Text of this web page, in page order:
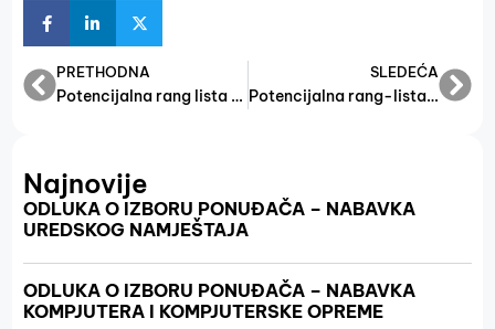
PRETHODNA
Potencijalna rang lista – Pružanje mentoring usluga za MSP
SLEDEĆA
Potencijalna rang-lista korisnika – stipendiranje učenika
Najnovije
ODLUKA O IZBORU PONUĐAČA – NABAVKA
UREDSKOG NAMJEŠTAJA
ODLUKA O IZBORU PONUĐAČA – NABAVKA
KOMPJUTERA I KOMPJUTERSKE OPREME